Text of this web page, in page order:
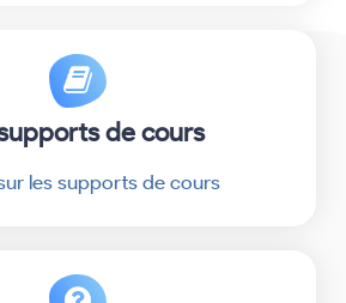
de cours
les supports de cours